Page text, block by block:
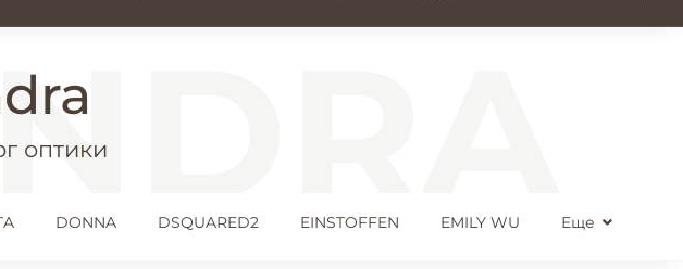
оптики
DONNA DSQUARED2 EINSTOFFEN EMILY WU Еще